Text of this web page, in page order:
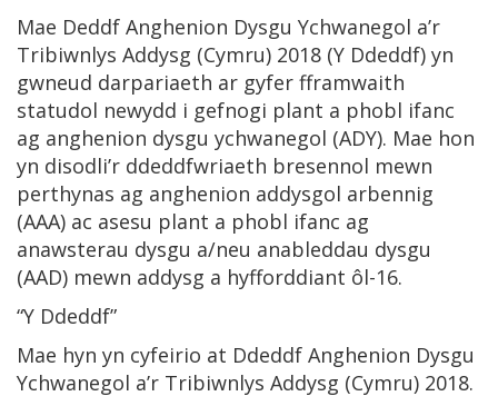
Mae Deddf Anghenion Dysgu Ychwanegol a’r
Tribiwnlys Addysg (Cymru) 2018 (Y Ddeddf) yn
gwneud darpariaeth ar gyfer fframwaith
statudol newydd i gefnogi plant a phobl ifanc
ag anghenion dysgu ychwanegol (ADY). Mae hon
yn disodli’r ddeddfwriaeth bresennol mewn
perthynas ag anghenion addysgol arbennig
(AAA) ac asesu plant a phobl ifanc ag
anawsterau dysgu a/neu anableddau dysgu
(AAD) mewn addysg a hyfforddiant ôl-16.
“Y Ddeddf”
Mae hyn yn cyfeirio at Ddeddf Anghenion Dysgu
Ychwanegol a’r Tribiwnlys Addysg (Cymru) 2018.